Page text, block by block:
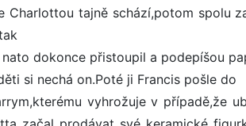
Charlottou tajně schází,potom spolu
dokonce přistoupil a podepíšou
si nechá on.Poté ji Francis pošle do
vyhrožuje v případě,že